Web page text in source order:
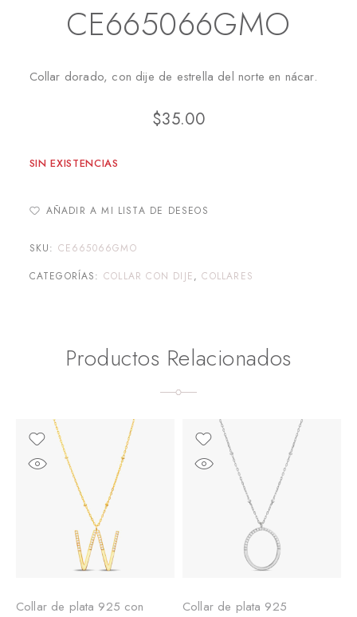
CE665066GMO
Collar dorado, con dije de estrella del norte en nácar.
$35.00
SIN EXISTENCIAS
AÑADIR A MI LISTA DE DESEOS
SKU: CE665066GMO
CATEGORÍAS: COLLAR CON DIJE,COLLARES
Productos Relacionados
Collar de plata 925 con
Collar de plata 925